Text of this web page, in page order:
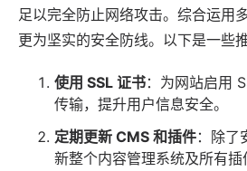
足以完全防止网络攻击。综合运用
更为坚实的安全防线。以下是一些
使用 SSL 证书：为网站启用
传输，提升用户信息安全。
定期更新 CMS 和插件：除了
新整个内容管理系统及所有插